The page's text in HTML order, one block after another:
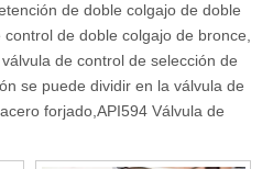
de doble colgajo de doble
de doble colgajo de bronce,
de control de selección de
se puede dividir en la válvula de
forjado, API594 Válvula de